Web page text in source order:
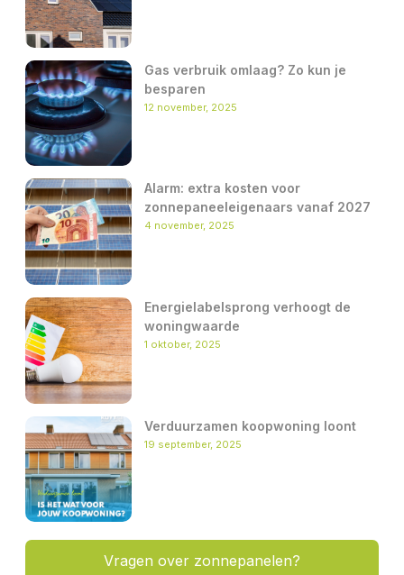
Gas verbruik omlaag? Zo kun je
besparen
12 november, 2025
Alarm: extra kosten voor
zonnepaneeleigenaars vanaf 2027
4 november, 2025
Energielabelsprong verhoogt de
woningwaarde
1 oktober, 2025
Verduurzamen koopwoning loont
19 september, 2025
Vragen over zonnepanelen?